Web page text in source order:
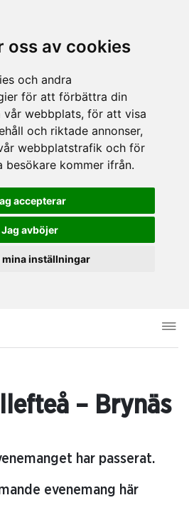
oss av cookies
och andra
för att förbättra din
vår webbplats, för att visa
och riktade annonser,
webbplatstrafik och för
kommer ifrån.
accepterar
Jag avböjer
mina inställningar
– Brynäs
har passerat.
evenemang här